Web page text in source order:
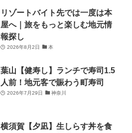
リゾートバイト先では一度は本
屋へ｜旅をもっと楽しむ地元情
報探し
2026年8月2日 本
葉山【健寿し】ランチで寿司1.5
人前！地元客で賑わう町寿司
2026年7月29日 神奈川
横須賀【夕凪】生しらす丼を食